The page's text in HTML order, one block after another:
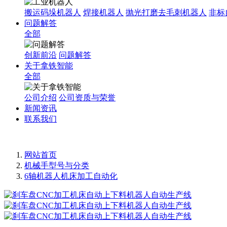
搬运码垛机器人 焊接机器人 抛光打磨去毛刺机器人 非标
问题解答
全部
创新前沿 问题解答
关于拿铁智能
全部
公司介绍 公司资质与荣誉
新闻资讯
联系我们
网站首页
机械手型号与分类
6轴机器人机床加工自动化